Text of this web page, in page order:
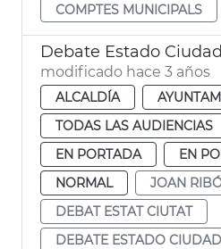
COMPTES MUNICIPALS
Debate Estado Ciudad
modificado hace 3 años
ALCALDÍA
TODAS LAS AUDIENCIAS
EN PORTADA
EN
NORMAL
JOAN
DEBAT ESTAT CIUTAT
DEBATE ESTADO CIUDAD